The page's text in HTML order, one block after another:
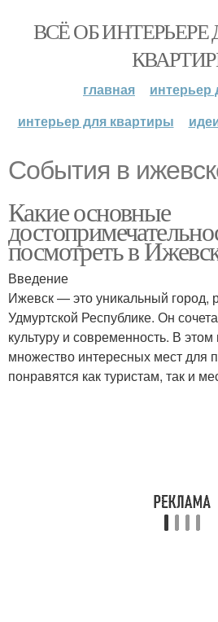
ВСЁ ОБ
главная
интерьер
интерьер для квартиры
События в
Какие основные
посмотреть в
Введение
Ижевск — это уникальный город,
Удмуртской Республике. Он
культуру и современность. В
множество интересных мест для
понравятся как туристам, так и